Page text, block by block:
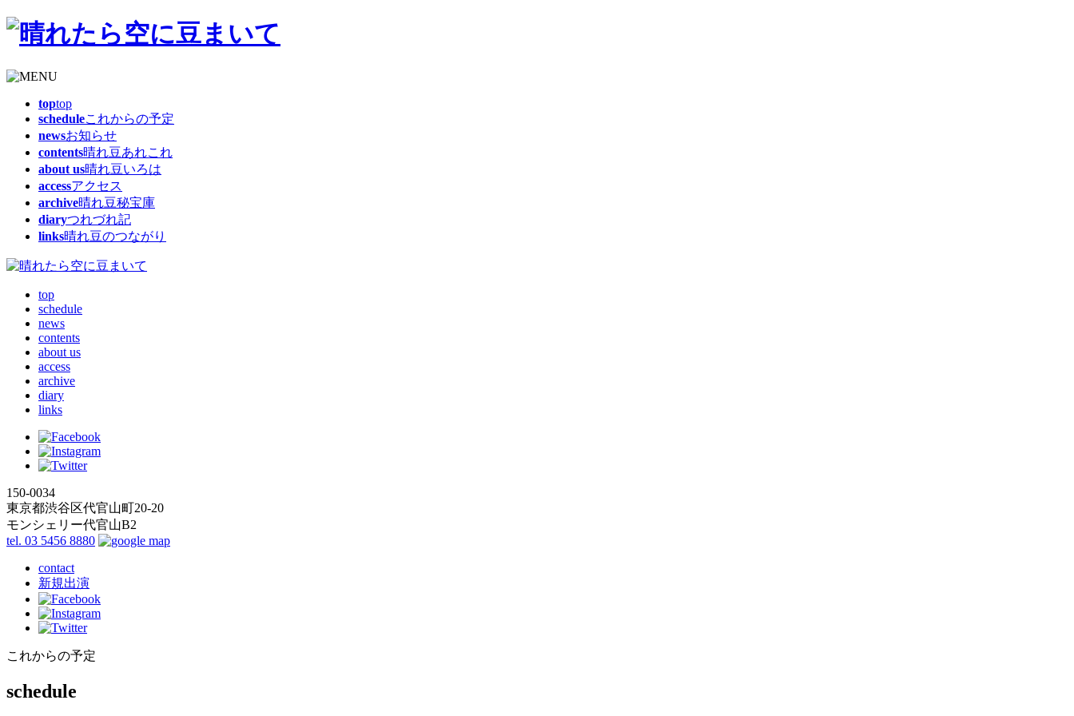
toptop
scheduleこれからの予定
newsお知らせ
contents晴れ豆あれこれ
about us晴れ豆いろは
accessアクセス
archive晴れ豆秘宝庫
diaryつれづれ記
links晴れ豆のつながり
top
schedule
news
contents
about us
access
archive
diary
links
150-0034
東京都渋谷区代官山町20-20
モンシェリー代官山B2
tel. 03 5456 8880
contact
新規出演
これからの予定
schedule